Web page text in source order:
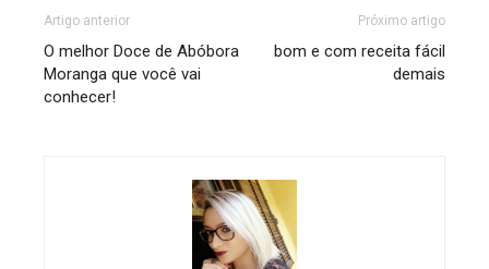
Artigo anterior
O melhor Doce de Abóbora
Moranga que você vai
conhecer!
Próximo artigo
bom e com receita fácil
demais